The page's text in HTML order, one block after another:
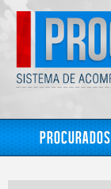
Procurados